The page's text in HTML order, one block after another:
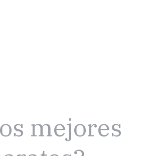
mejores